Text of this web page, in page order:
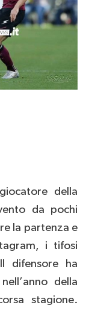
della
da pochi
la partenza e
i tifosi
difensore ha
della
stagione.